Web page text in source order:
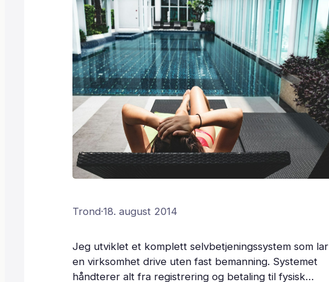
Trond·18. august 2014
Jeg utviklet et komplett selvbetjeningssystem som lar
en virksomhet drive uten fast bemanning. Systemet
håndterer alt fra registrering og betaling til fysisk